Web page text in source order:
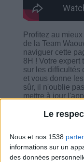
Le
Nous et nos 1538
informations sur un
des données
Profitez au
de la Team
naviguer cette
8H ! Votre expert
sur les difficultés
et vous donne
sûr, il n'oublie
mettre à jour
recettes, accès
bloqué, saisie
Cathychou,
JMC sur son